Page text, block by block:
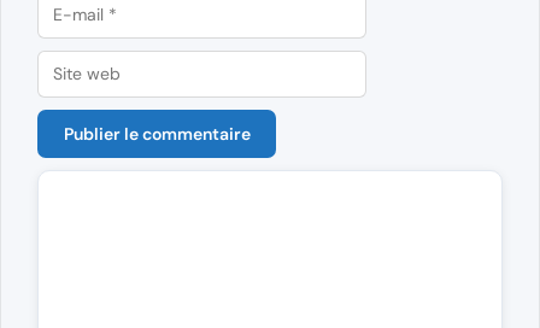
E-
mail
Site
web